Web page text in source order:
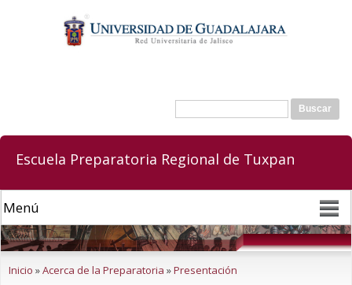
contenido
principal
Formulario de búsqueda
Buscar
Escuela Preparatoria Regional de Tuxpan
Inicio »Acerca de la Preparatoria »Presentación